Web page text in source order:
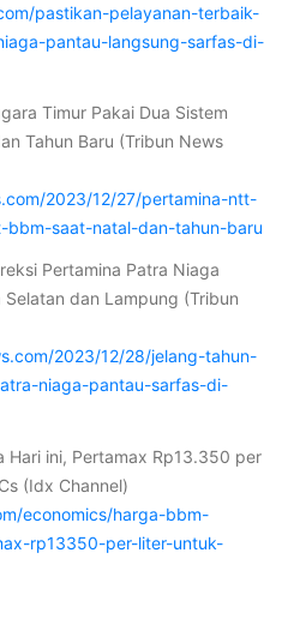
pastikan-pelayanan-terbaik-
pantau-langsung-sarfas-di-
Timur Pakai Dua Sistem
Tahun Baru (Tribun News
2023/12/27/pertamina-ntt-
bbm-saat-natal-dan-tahun-baru
Pertamina Patra Niaga
dan Lampung (Tribun
2023/12/28/jelang-tahun-
niaga-pantau-sarfas-di-
Hari ini, Pertamax Rp13.350 per
(Idx Channel)
economics/harga-bbm-
rp13350-per-liter-untuk-